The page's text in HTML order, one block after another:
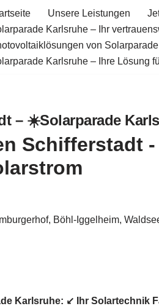
Unsere Leistungen
Karlsruhe – Ihr
von
Karlsruhe – Ihre Lösung
– ☀️Solarparade
Karlsruhe: ↙️ Ihr Solartechnik